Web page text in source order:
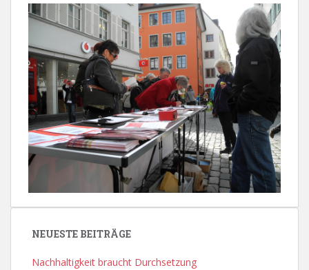
NEUESTE BEITRÄGE
Nachhaltigkeit braucht Durchsetzung